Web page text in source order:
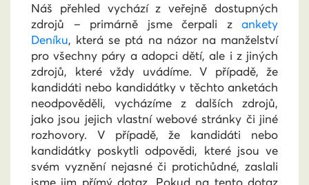
Náš přehled vychází z veřejně dostupných
zdrojů – primárně jsme čerpali z ankety
Deníku, která se ptá na názor na manželství
pro všechny páry a adopci dětí, ale i z jiných
zdrojů, které vždy uvádíme. V případě, že
kandidáti nebo kandidátky v těchto anketách
neodpověděli, vycházíme z dalších zdrojů,
jako jsou jejich vlastní webové stránky či jiné
rozhovory. V případě, že kandidáti nebo
kandidátky poskytli odpovědi, které jsou ve
svém vyznění nejasné či protichůdné, zaslali